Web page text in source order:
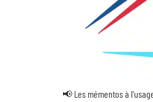
📢 Les mémentos à